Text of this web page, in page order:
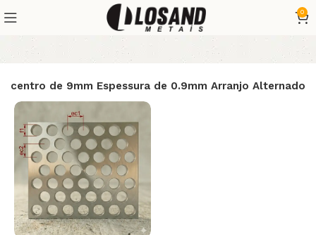
0
de 9mm Espessura de 0.9mm Arranjo Alternado